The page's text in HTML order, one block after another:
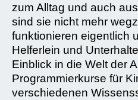
zum Alltag und auch
sind sie nicht mehr
funktionieren eigentlich
Helferlein und
Einblick in die Welt der
Programmierkurse für
verschiedenen